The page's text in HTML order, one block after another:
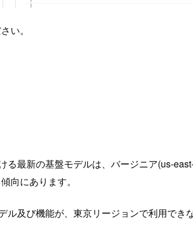
い。
る最新の基盤モデルは、バージニア(us-
向にあります。
及び機能が、東京リージョンで利用でき